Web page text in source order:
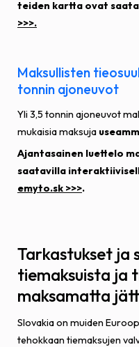
teiden kartta ovat
>>>.
Maksullisten
tonnin ajoneuvot
Yli 3,5 tonnin ajoneuvot
mukaisia maksuja
Ajantasainen luettelo
saatavilla
emyto.sk >>>.
Tarkastukset ja
tiemaksuista ja
maksamatta
Slovakia on muiden
tehokkaan tiemaksujen